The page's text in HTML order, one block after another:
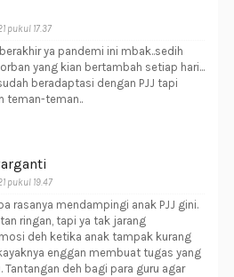
pukul 17.37
ya pandemi ini mbak..sedih
yang kian bertambah setiap hari...
beradaptasi dengan PJJ tapi
teman-teman..
pukul 19.47
rasanya mendampingi anak PJJ gini.
ringan, tapi ya tak jarang
deh ketika anak tampak kurang
enggan membuat tugas yang
Tantangan deh bagi para guru agar